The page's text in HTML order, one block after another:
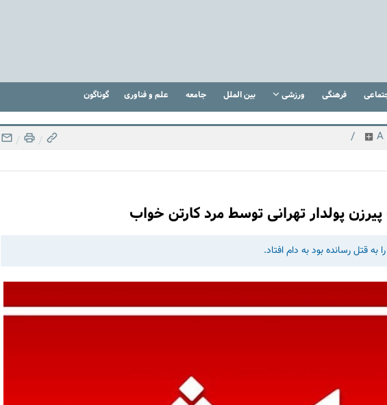
فرهنگی ورزشی بین الملل جامعه علم و فناوری گوناگون
A
/
/
/
پولدار تهرانی توسط مرد کارتن خواب
به قتل رسانده بود به دام افتاد.